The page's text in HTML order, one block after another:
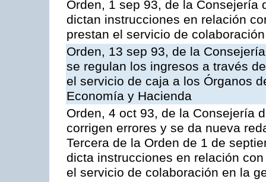
Orden, 1 sep 93, de la Consejería
dictan instrucciones en relación
prestan el servicio de
Orden, 13 sep 93, de la
se regulan los ingresos a través
el servicio de caja a los Órganos
Economía y Hacienda
Orden, 4 oct 93, de la Consejería
corrigen errores y se da nueva
Tercera de la Orden de 1 de
dicta instrucciones en relación
el servicio de colaboración en la